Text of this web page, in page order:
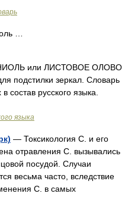
…
или ЛИСТОВОЕ ОЛОВО
подстилки зеркал. Словарь
состав русского языка.
языка
— Токсикология С. и его
отравления С. вызывались
посудой. Случаи
весьма часто, вследствие
С. в самых